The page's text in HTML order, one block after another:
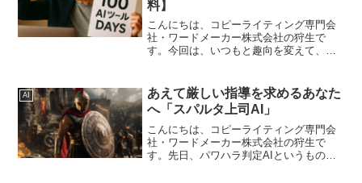
料】
こんにちは、コピーライティング専門会
社・ワードメーカー株式会社の狩生で
す。今回は、いつもと趣向を変えて、
ることってありませんか？たとえば、
2025年の年始の目標を覚え...
AI
あえて厳しい指導を求めるあなた
へ「スパルタ上司AI」
こんにちは、コピーライティング専門会
社・ワードメーカー株式会社の狩生で
す。先日、パワハラ判定AIというものを